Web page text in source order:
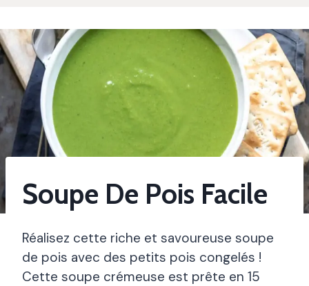
Soupe De Pois Facile
Réalisez cette riche et savoureuse soupe
de pois avec des petits pois congelés !
Cette soupe crémeuse est prête en 15